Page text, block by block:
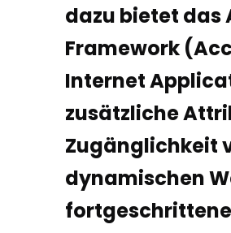
dazu bietet das
Framework
Internet
zusätzliche
Zugänglichkeit
dynamischen